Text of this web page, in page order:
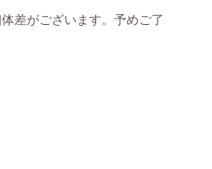
差がございます。予めご了